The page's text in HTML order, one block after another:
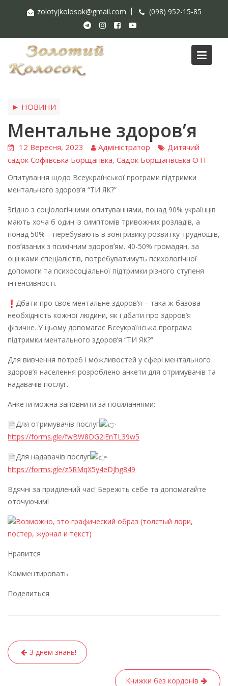
zolotyjkolosok@gmail.com (098) 952-15-85
► НОВИНИ
Ментальне здоров’я
12 Вересня, 2023 Адміністратор
Дитячий
садок Софіївська Борщагівка, Садок Борщагівська ОТГ
Опитування щодо Всеукраїнської програми підтримки
ментального здоров’я “ТИ ЯК?”
Згідно з соціологічними опитуваннями, понад 90% українців
мають хоча б один із симптомів тривожних розладів, а
понад 50% – перебувають в зоні ризику розвитку труднощів,
повʼязаних з психічним здоровʼям. 40-50% громадян, за
оцінками спеціалістів, потребуватимуть психологічної
допомоги та психосоціальної підтримки різного ступеня
інтенсивності.
Дбати про своє ментальне здоров’я – така ж базова
необхідність кожної людини, як і дбати про здоров’я
фізичне. У цьому допомагає Всеукраїнська програма
підтримки ментального здоров’я “ТИ ЯК?”
Для вивчення потреб і можливостей у сфері ментального
здоров’я населення розроблено анкети для отримувачів та
надавачів послуг.
Анкети можна заповнити за посиланнями:
Для отримувачів послуг
https://forms.gle/fwBW8DG2iEnTL39w5
Для надавачів послуг
https://forms.gle/z5RMqX5y4eDJhg849
Вдячні за приділений час! Бережіть себе та допомагайте
оточуючим!
Нравится
Комментировать
Поделиться
Навігація
записів
З днем знань!
Книжки без кордонів